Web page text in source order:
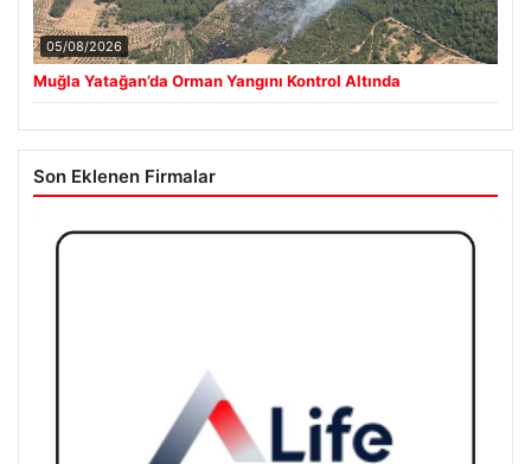
05/08/2026
Muğla Yatağan’da Orman Yangını Kontrol Altında
Son Eklenen Firmalar